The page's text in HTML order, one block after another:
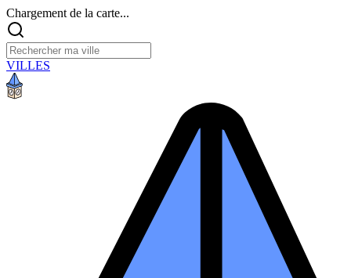
Chargement de la carte...
VILLES